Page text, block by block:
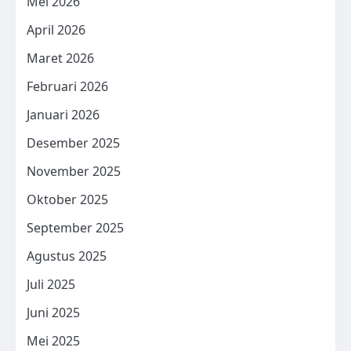
April 2026
Maret 2026
Februari 2026
Januari 2026
Desember 2025
November 2025
Oktober 2025
September 2025
Agustus 2025
Juli 2025
Juni 2025
Mei 2025